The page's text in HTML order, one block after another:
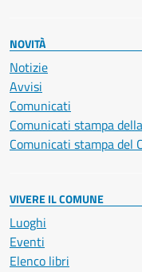
NOVITÀ
Notizie
Avvisi
Comunicati
Comunicati stampa
Comunicati stampa del
VIVERE IL COMUNE
Luoghi
Eventi
Elenco libri